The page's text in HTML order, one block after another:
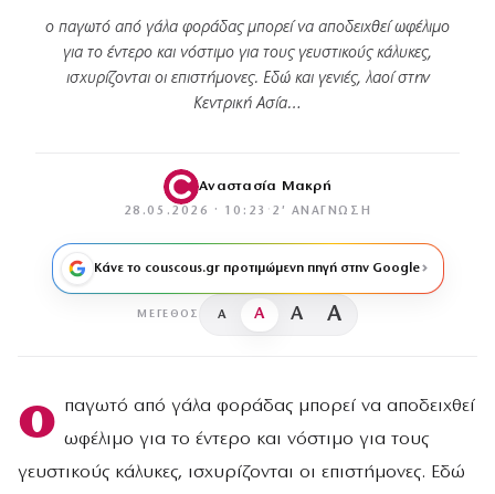
ο παγωτό από γάλα φοράδας μπορεί να αποδειχθεί ωφέλιμο
για το έντερο και νόστιμο για τους γευστικούς κάλυκες,
ισχυρίζονται οι επιστήμονες. Εδώ και γενιές, λαοί στην
Κεντρική Ασία…
Αναστασία Μακρή
28.05.2026 · 10:23 · 2′ ΑΝΆΓΝΩΣΗ
Κάνε το couscous.gr προτιμώμενη πηγή στην Google
ΜΈΓΕΘΟΣ A A A A
ο παγωτό από γάλα φοράδας μπορεί να αποδειχθεί
ωφέλιμο για το έντερο και νόστιμο για τους
γευστικούς κάλυκες, ισχυρίζονται οι επιστήμονες. Εδώ